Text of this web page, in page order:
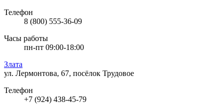
Телефон
8 (800) 555-36-09
Часы работы
пн-пт 09:00-18:00
Злата
ул. Лермонтова, 67, посёлок Трудовое
Телефон
+7 (924) 438-45-79